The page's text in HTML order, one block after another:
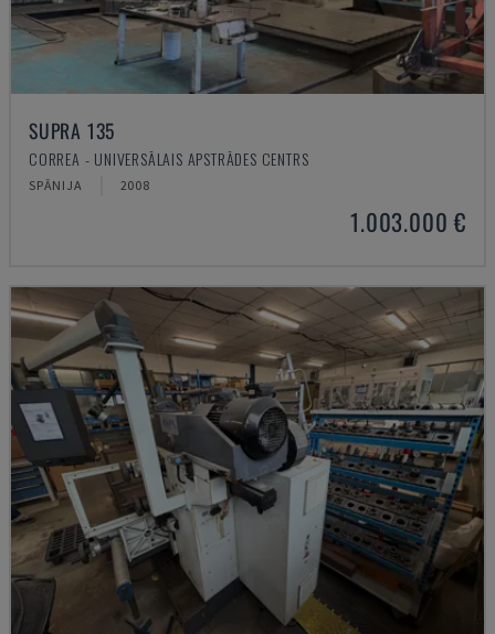
SUPRA 135
CORREA - UNIVERSĀLAIS APSTRĀDES CENTRS
SPĀNIJA 2008
1.003.000 €